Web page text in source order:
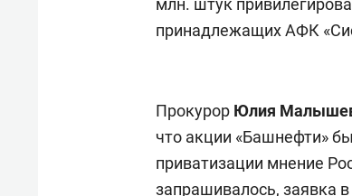
млн. штук
принадлежащих АФК
Прокурор Юлия
что акции «Башнефти»
приватизации мнение
запрашивалось, заявка